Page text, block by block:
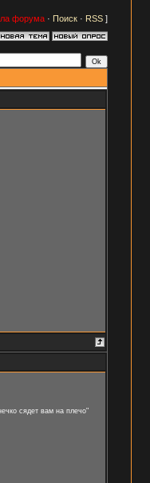
форума· Поиск· RSS]
сядет вам на плечо"